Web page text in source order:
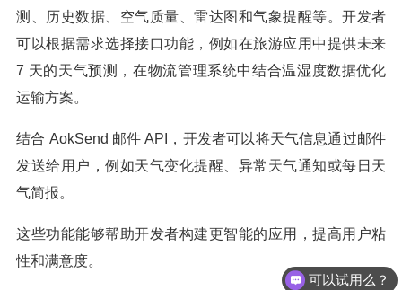
测、历史数据、空气质量、雷达图和气象提醒等。开发者
可以根据需求选择接口功能，例如在旅游应用中提供未来
7 天的天气预测，在物流管理系统中结合温湿度数据优化
运输方案。
结合 AokSend 邮件 API，开发者可以将天气信息通过邮件
发送给用户，例如天气变化提醒、异常天气通知或每日天
气简报。
这些功能能够帮助开发者构建更智能的应用，提高用户粘
性和满意度。